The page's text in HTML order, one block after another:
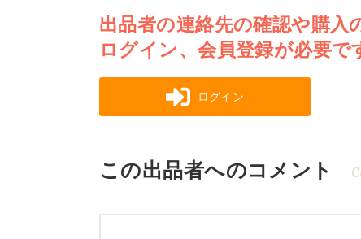
出品者の連絡先の確認や購入
ログイン、会員登録が必要で
ログイン
この出品者へのコメント